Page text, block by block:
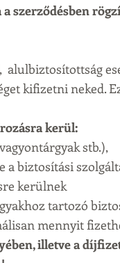
szerződésben
alulbiztosítottság
kifizetni neked.
kerül:
stb.),
biztosítási
kerülnek
tartozó
mennyit
illetve a